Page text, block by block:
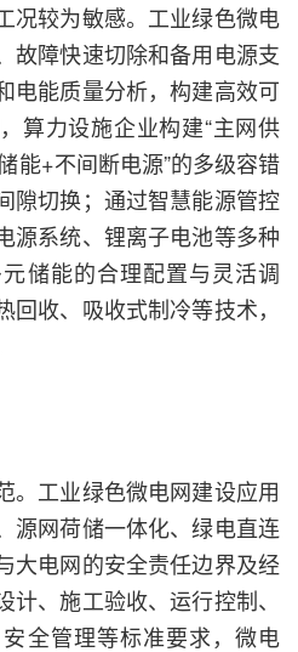
况较为敏感。工业绿色微电
故障快速切除和备用电源支
电能质量分析，构建高效可
算力设施企业构建“主网供
能+不间断电源”的多级容错
隙切换；通过智慧能源管控
源系统、锂离子电池等多种
储能的合理配置与灵活调
收、吸收式制冷等技术，
。工业绿色微电网建设应用
源网荷储一体化、绿电直连
大电网的安全责任边界及经
、施工验收、运行控制、
全管理等标准要求，微电